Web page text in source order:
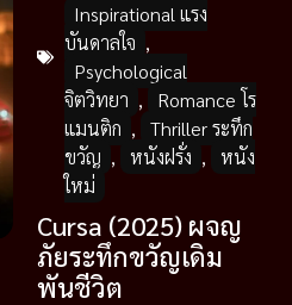
Inspirational แรง
บันดาลใจ ,
Psychological
จิตวิทยา ,
Romance โร
แมนติก ,
Thriller ระทึก
ขวัญ , หนังฝรั่ง ,
หนัง
ใหม่
Cursa (2025) ผจญ
ภัยระทึกขวัญเดิม
พันชีวิต